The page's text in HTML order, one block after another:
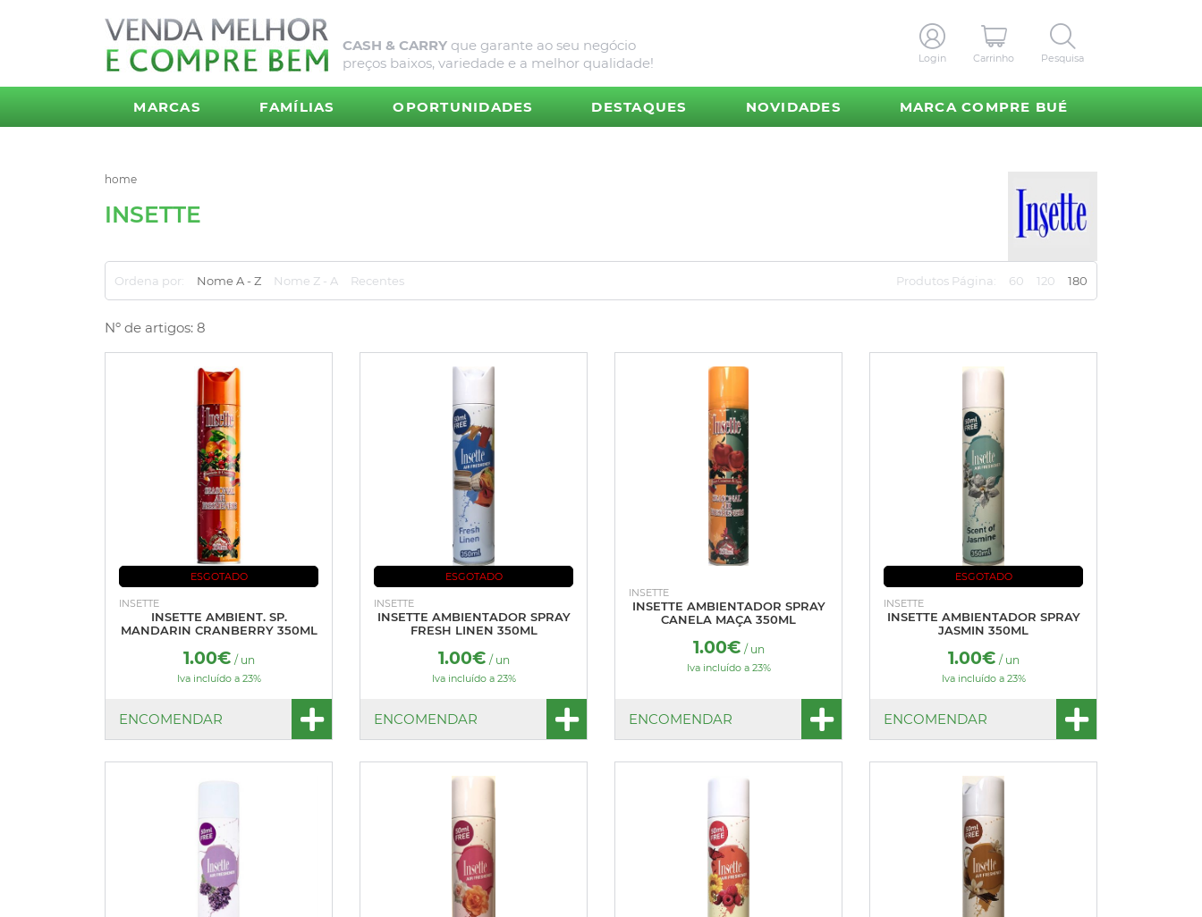
CASH & CARRY que garante ao seu negócio
preços baixos, variedade e a melhor qualidade!
Login Carrinho Pesquisa
MARCAS FAMÍLIAS OPORTUNIDADES DESTAQUES NOVIDADES MARCA COMPRE BUÉ
home
INSETTE
Ordena por: Nome A - Z Nome Z - A Recentes Produtos Página: 60 120 180
Nº de artigos: 8
ESGOTADO
INSETTE
INSETTE AMBIENT. SP.
MANDARIN CRANBERRY 350ML
1.00€ / un
Iva incluído a 23%
ENCOMENDAR
ESGOTADO
INSETTE
INSETTE AMBIENTADOR SPRAY
FRESH LINEN 350ML
1.00€ / un
Iva incluído a 23%
ENCOMENDAR
INSETTE
INSETTE AMBIENTADOR SPRAY
CANELA MAÇA 350ML
1.00€ / un
Iva incluído a 23%
ENCOMENDAR
ESGOTADO
INSETTE
INSETTE AMBIENTADOR SPRAY
JASMIN 350ML
1.00€ / un
Iva incluído a 23%
ENCOMENDAR